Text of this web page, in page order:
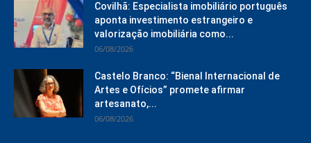
Covilhã: Especialista imobiliário português
aponta investimento estrangeiro e
valorização imobiliária como...
06/08/2026
Castelo Branco: “Bienal Internacional de
Artes e Ofícios” promete afirmar
artesanato,...
06/08/2026